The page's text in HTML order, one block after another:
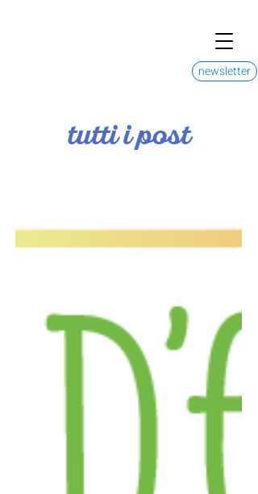
newsletter
tutti i post